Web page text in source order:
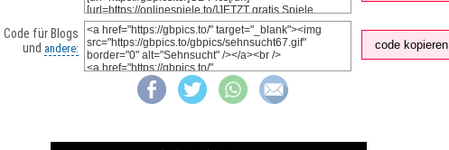
Code für Blogs
und andere: code kopieren